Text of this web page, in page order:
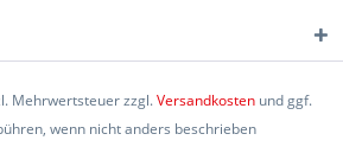
Mehrwertsteuer zzgl.Versandkosten und ggf.
wenn nicht anders beschrieben